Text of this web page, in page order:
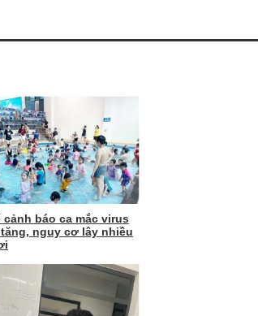
cảnh báo ca mắc virus
nguy cơ lây nhiều